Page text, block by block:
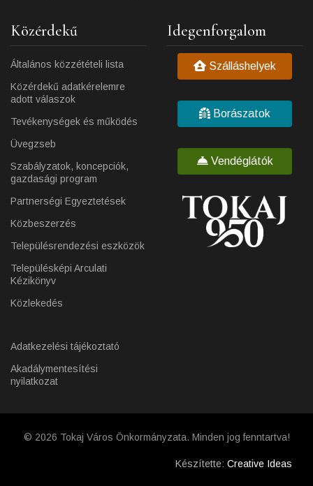
Közérdekű
Általános közzétételi lista
Közérdekű adatkérelemre
adott válaszok
Tevékenységek és működés
Üvegzseb
Szabályzatok, koncepciók,
gazdasági program
Partnerségi Egyeztetések
Közbeszerzés
Településrendezési eszközök
Településképi Arculati
Kézikönyv
Közlekedés
Adatkezelési tájékoztató
Akadálymentesítési
nyilatkozat
Idegenforgalom
Szálláshelyek
Borászatok
Vendéglátók
© 2026 Tokaj Város Önkormányzata. Minden jog fenntartva!
Készítette: Creative Ideas